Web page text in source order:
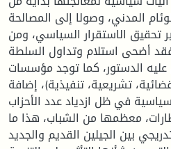
المدني، وصولا إلى المصالحة
تحقيق الاستقرار السياسي، ومن
أضحى استلام وتداول السلطة
الدستور، كما توجد مؤسسات
تشريعية، تنفيذية)، إضافة
في ظل ازدياد عدد الأحزاب
معظمها من الشباب، هذا ما
بين الجيلين القديم والجديد.